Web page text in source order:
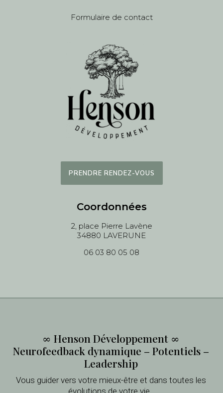
Formulaire de contact
PRENDRE RENDEZ-VOUS
Coordonnées
2, place Pierre Lavène
34880 LAVERUNE
06 03 80 05 08
∞ Henson Développement ∞
Neurofeedback dynamique – Potentiels –
Leadership
Vous guider vers votre mieux-être et dans toutes les
évolutions de votre vie